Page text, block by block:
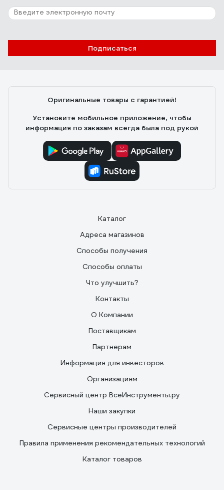
Подписаться
Оригинальные товары с гарантией!
Установите мобильное приложение, чтобы
информация по заказам всегда была под рукой
Каталог
Адреса магазинов
Способы получения
Способы оплаты
Что улучшить?
Контакты
О Компании
Поставщикам
Партнерам
Информация для инвесторов
Организациям
Сервисный центр ВсеИнструменты.ру
Наши закупки
Сервисные центры производителей
Правила применения рекомендательных технологий
Каталог товаров